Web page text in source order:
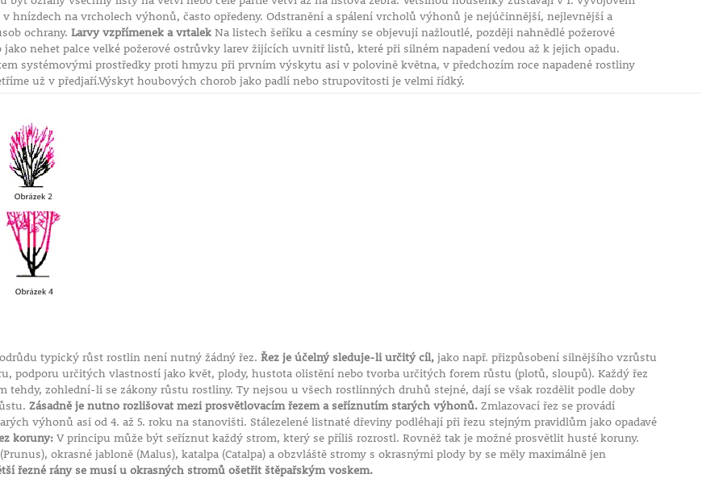
ochrana
je potřeba
potřeby
výhonů.
Pokud
že budou
a pak
ujmuté
bez
jarní
půdě
do
pěstování
bez
v hnízdech na vrcholech výhonů, často opředeny. Odstranění a spálení vrcholů výhonů je nejúčinnější, nejlevnější a
ochrany. Larvy vzpřímenek a vrtalekNa listech šeříku a cesmíny se objevují nažloutlé, později nahnědlé požerové
jako nehet palce velké požerové ostrůvky larev žijících uvnitř listů, které při silném napadení vedou až k jejich opadu.
systémovými prostředky proti hmyzu při prvním výskytu asi v polovině května, v předchozím roce napadené rostliny
už v předjaří.Výskyt houbových chorob jako padlí nebo strupovitosti je velmi řídký.
typický růst rostlin není nutný žádný řez. Řez je účelný sleduje-li určitý cíl,jako např. přizpůsobení silnějšího vzrůstu
podporu určitých vlastností jako květ, plody, hustota olistění nebo tvorba určitých forem růstu (plotů, sloupů). Každý řez
tehdy, zohlední-li se zákony růstu rostliny. Ty nejsou u všech rostlinných druhů stejné, dají se však rozdělit podle doby
Zásadně je nutno rozlišovat mezi prosvětlovacím řezem a seříznutím starých výhonů.Zmlazovací řez se provádí
výhonů asi od 4. až 5. roku na stanovišti. Stálezelené listnaté dřeviny podléhají při řezu stejným pravidlům jako opadavé
koruny:V principu může být seříznut každý strom, který se příliš rozrostl. Rovněž tak je možné prosvětlit husté koruny.
okrasné jabloně (Malus), katalpa (Catalpa) a obzvláště stromy s okrasnými plody by se měly maximálně jen
řezné rány se musí u okrasných stromů ošetřit štěpařským voskem.